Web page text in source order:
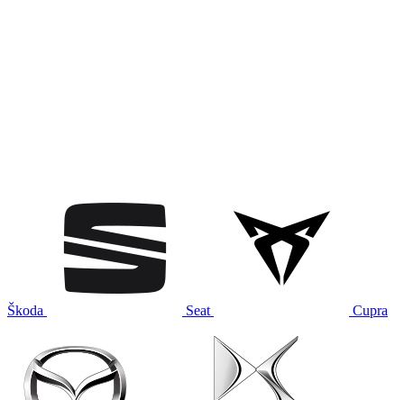
Škoda Seat Cupra